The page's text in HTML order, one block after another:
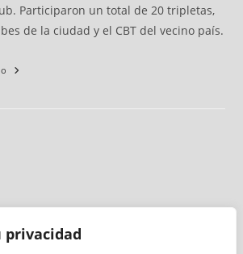
privacidad
Participaron un total de 20 tripletas,
de la ciudad y el CBT del vecino país.